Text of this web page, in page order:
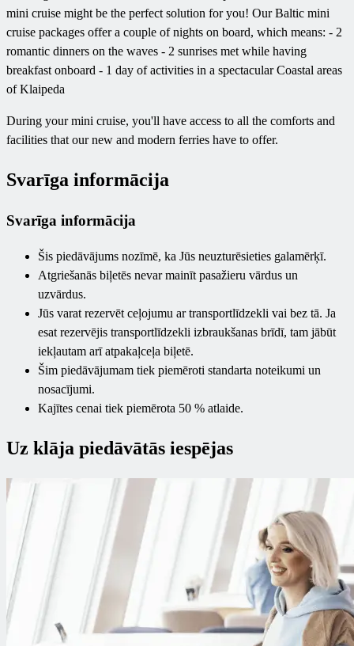
mini cruise might be the perfect solution for you! Our Baltic mini
cruise packages offer a couple of nights on board, which means: - 2
romantic dinners on the waves - 2 sunrises met while having
breakfast onboard - 1 day of activities in a spectacular Coastal areas
of Klaipeda
During your mini cruise, you'll have access to all the comforts and
facilities that our new and modern ferries have to offer.
Svarīga informācija
Svarīga informācija
Šis piedāvājums nozīmē, ka Jūs neuzturēsieties galamērķī.
Atgriešanās biļetēs nevar mainīt pasažieru vārdus un
uzvārdus.
Jūs varat rezervēt ceļojumu ar transportlīdzekli vai bez tā. Ja
esat rezervējis transportlīdzekli izbraukšanas brīdī, tam jābūt
iekļautam arī atpakaļceļa biļetē.
Šim piedāvājumam tiek piemēroti standarta noteikumi un
nosacījumi.
Kajītes cenai tiek piemērota 50 % atlaide.
Uz klāja piedāvātās iespējas